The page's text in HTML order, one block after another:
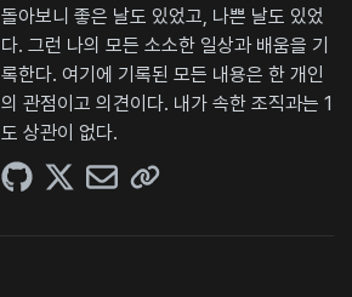
돌아보니 좋은 날도 있었고, 나쁜 날도 있었
다. 그런 나의 모든 소소한 일상과 배움을 기
록한다. 여기에 기록된 모든 내용은 한 개인
의 관점이고 의견이다. 내가 속한 조직과는 1
도 상관이 없다.